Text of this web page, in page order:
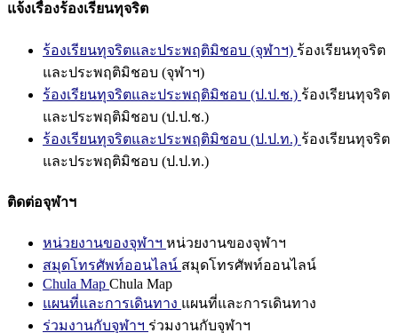
แจ้งเรื่องร้องเรียนทุจริต
ร้องเรียนทุจริตและประพฤติมิชอบ (จุฬาฯ) ร้องเรียนทุจริต
และประพฤติมิชอบ (จุฬาฯ)
ร้องเรียนทุจริตและประพฤติมิชอบ (ป.ป.ช.) ร้องเรียนทุจริต
และประพฤติมิชอบ (ป.ป.ช.)
ร้องเรียนทุจริตและประพฤติมิชอบ (ป.ป.ท.) ร้องเรียนทุจริต
และประพฤติมิชอบ (ป.ป.ท.)
ติดต่อจุฬาฯ
หน่วยงานของจุฬาฯ หน่วยงานของจุฬาฯ
สมุดโทรศัพท์ออนไลน์ สมุดโทรศัพท์ออนไลน์
Chula Map Chula Map
แผนที่และการเดินทาง แผนที่และการเดินทาง
ร่วมงานกับจุฬาฯ ร่วมงานกับจุฬาฯ